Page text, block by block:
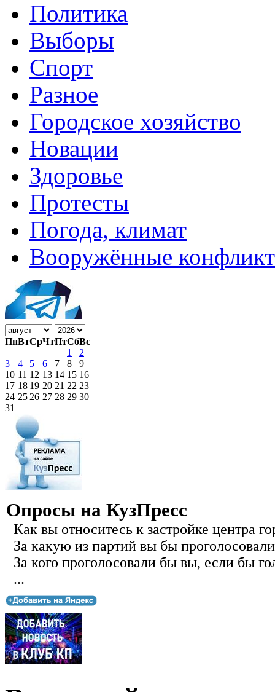
Политика
Выборы
Спорт
Разное
Городское хозяйство
Новации
Здоровье
Протесты
Погода, климат
Вооружённые
ПнВтСрЧтПтСбВс
1
2
3
4 5 6 7 8
9
10 11 12 13 14 15 16
17 18 19 20 21 22 23
24 25 26 27 28 29 30
31
Опросы на КузПресс
Как вы относитесь к застройке центра
За какую из партий вы бы
За кого проголосовали бы вы, если бы
...